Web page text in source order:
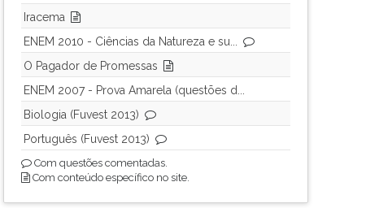
Iracema
ENEM 2010 - Ciências da Natureza e su...
O Pagador de Promessas
ENEM 2007 - Prova Amarela (questões d...
Biologia (Fuvest 2013)
Português (Fuvest 2013)
Com questões comentadas.
Com conteúdo específico no site.